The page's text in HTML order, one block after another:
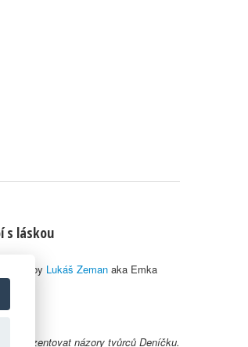
s láskou
by Lukáš Zeman aka Emka
reprezentovat názory tvůrců Deníčku.